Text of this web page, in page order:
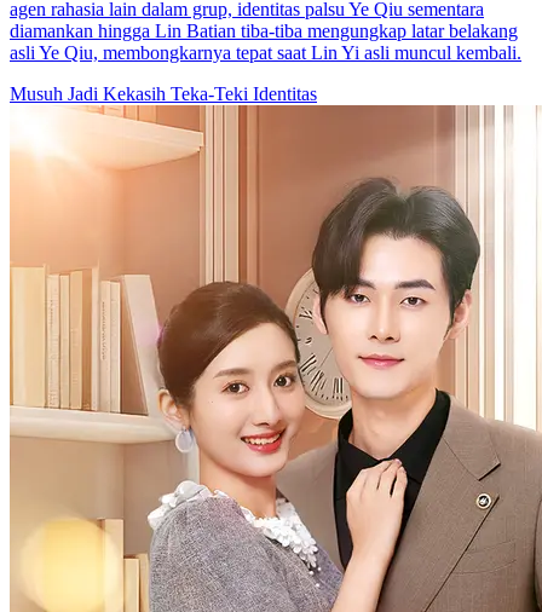
agen rahasia lain dalam grup, identitas palsu Ye Qiu sementara
diamankan hingga Lin Batian tiba-tiba mengungkap latar belakang
asli Ye Qiu, membongkarnya tepat saat Lin Yi asli muncul kembali.
Musuh Jadi Kekasih Teka-Teki Identitas